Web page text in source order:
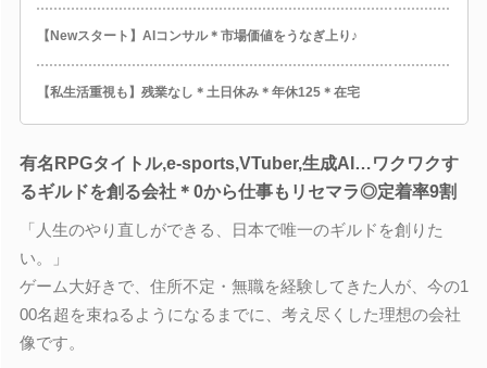
【Newスタート】AIコンサル＊市場価値をうなぎ上り♪
【私生活重視も】残業なし＊土日休み＊年休125＊在宅
有名RPGタイトル,e-sports,VTuber,生成AI…ワクワクす
るギルドを創る会社＊0から仕事もリセマラ◎定着率9割
「人生のやり直しができる、日本で唯一のギルドを創りた
い。」
ゲーム大好きで、住所不定・無職を経験してきた人が、今の1
00名超を束ねるようになるまでに、考え尽くした理想の会社
像です。